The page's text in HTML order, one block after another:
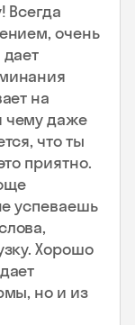
Всегда
очень
на
чему даже
что ты
приятно.
успеваешь
Хорошо
но и из